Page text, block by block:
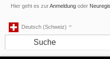
Hier geht es zurAnmeldung oder
Deutsch (Schweiz)